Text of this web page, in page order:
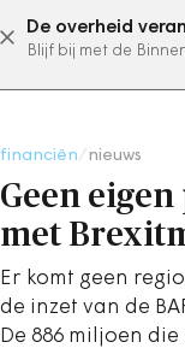
De overheid
Blijf bij met de
financiën nieuws
Geen
met
Er komt geen
de inzet van de
De 886 miljoen